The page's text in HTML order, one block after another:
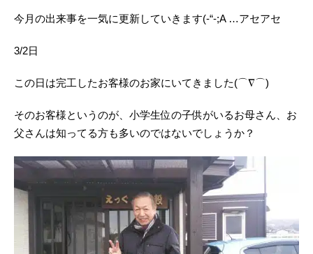
今月の出来事を一気に更新していきます(-“-;A …アセアセ
3/2日
この日は完工したお客様のお家にいてきました(⌒∇⌒)
そのお客様というのが、小学生位の子供がいるお母さん、お
父さんは知ってる方も多いのではないでしょうか？